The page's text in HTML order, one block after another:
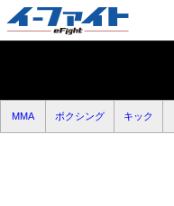
MMA ボクシング キック